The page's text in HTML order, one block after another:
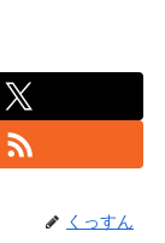
くっすん